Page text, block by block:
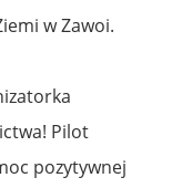
w Zawoi.
Pilot
pozytywnej